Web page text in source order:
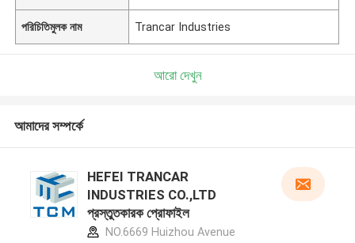
পরিচিতিমুলক নাম Trancar Industries
আরো দেখুন
আমাদের সম্পর্কে
HEFEI TRANCAR
INDUSTRIES CO.,LTD
প্রস্তুতকারক প্রোফাইল
NO.6669 Huizhou Avenue